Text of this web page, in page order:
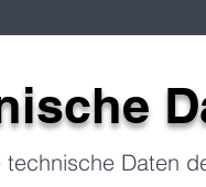
technische Daten